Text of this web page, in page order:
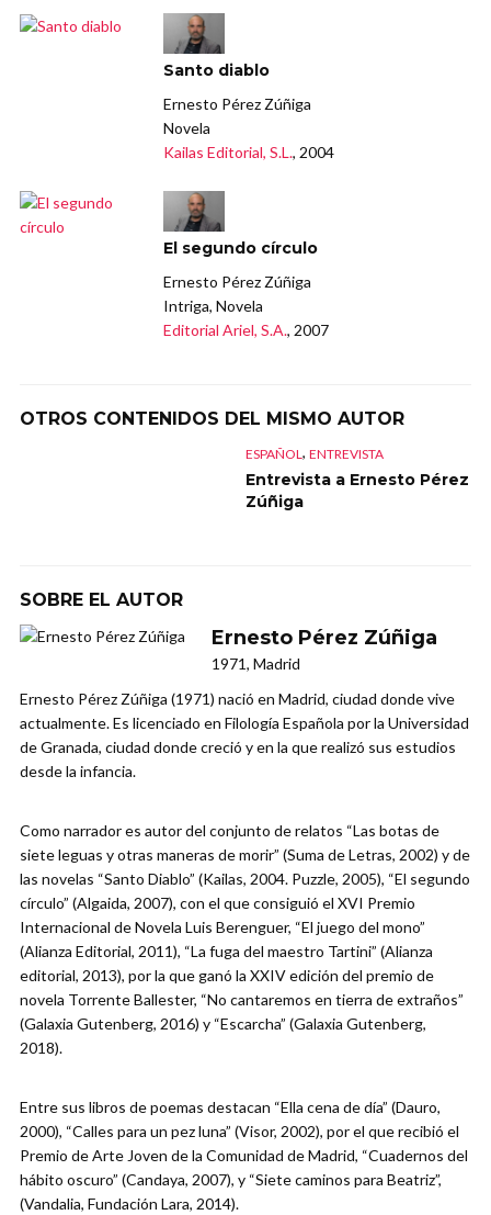
Santo diablo
Ernesto Pérez Zúñiga
Novela
Kailas Editorial, S.L., 2004
El segundo círculo
Ernesto Pérez Zúñiga
Intriga, Novela
Editorial Ariel, S.A., 2007
OTROS CONTENIDOS DEL MISMO AUTOR
ESPAÑOL , ENTREVISTA
Entrevista a Ernesto Pérez
Zúñiga
SOBRE EL AUTOR
Ernesto Pérez Zúñiga
1971, Madrid
Ernesto Pérez Zúñiga (1971) nació en Madrid, ciudad donde vive
actualmente. Es licenciado en Filología Española por la Universidad
de Granada, ciudad donde creció y en la que realizó sus estudios
desde la infancia.
Como narrador es autor del conjunto de relatos “Las botas de
siete leguas y otras maneras de morir” (Suma de Letras, 2002) y de
las novelas “Santo Diablo” (Kailas, 2004. Puzzle, 2005), “El segundo
círculo” (Algaida, 2007), con el que consiguió el XVI Premio
Internacional de Novela Luis Berenguer, “El juego del mono”
(Alianza Editorial, 2011), “La fuga del maestro Tartini” (Alianza
editorial, 2013), por la que ganó la XXIV edición del premio de
novela Torrente Ballester, “No cantaremos en tierra de extraños”
(Galaxia Gutenberg, 2016) y “Escarcha” (Galaxia Gutenberg,
2018).
Entre sus libros de poemas destacan “Ella cena de día” (Dauro,
2000), “Calles para un pez luna” (Visor, 2002), por el que recibió el
Premio de Arte Joven de la Comunidad de Madrid, “Cuadernos del
hábito oscuro” (Candaya, 2007), y “Siete caminos para Beatriz”,
(Vandalia, Fundación Lara, 2014).